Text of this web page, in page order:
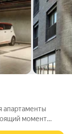
апартаменты
момент